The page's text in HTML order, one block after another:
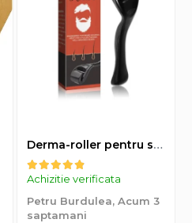
Derma-roller pentru stimularea cresterii parului, scalp si barba, Beard Roller
Achizitie verificata
Petru Burdulea, Acum 3
saptamani